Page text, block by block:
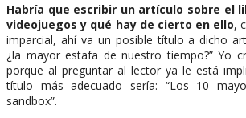
Habría que escribir un artículo sobre el
videojuegos y qué hay de cierto en ello,
imparcial, ahí va un posible título a dicho
¿la mayor estafa de nuestro tiempo?” Yo
porque al preguntar al lector ya le está
título más adecuado sería: “Los 10
sandbox”.